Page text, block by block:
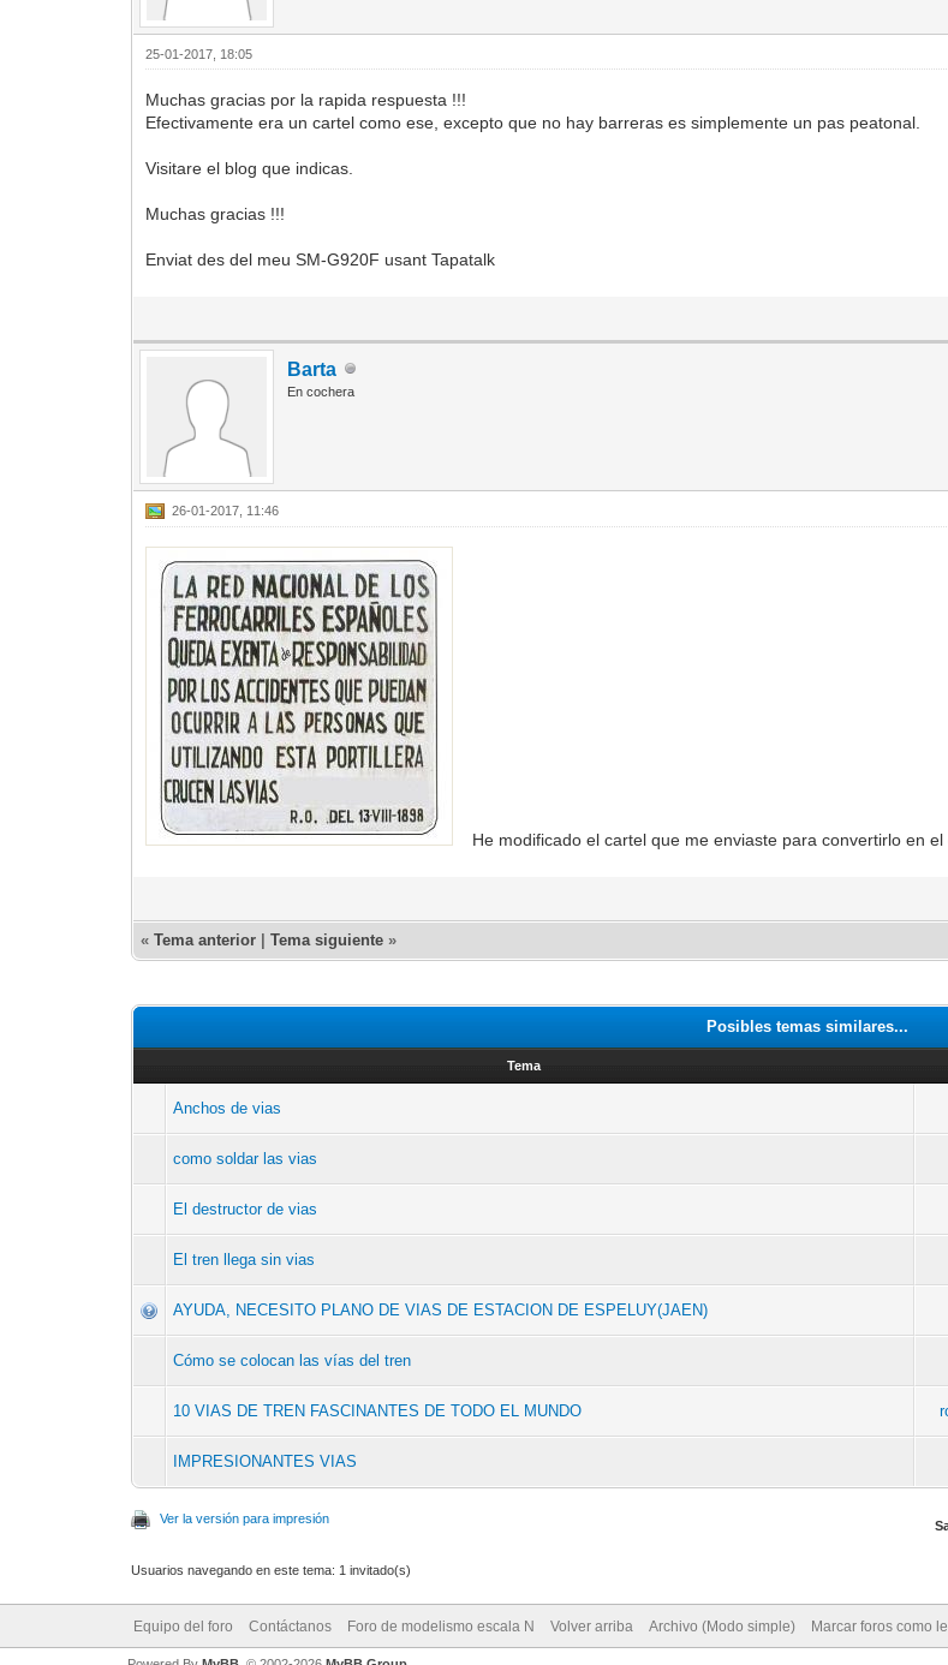
25-01-2017, 18:05
Muchas gracias por la rapida respuesta !!!
Efectivamente era un cartel como ese, excepto que no hay barreras es simplemente un pas peatonal.
Visitare el blog que indicas.
Muchas gracias !!!
Enviat des del meu SM-G920F usant Tapatalk
Barta
En cochera
26-01-2017, 11:46
He modificado el cartel que me enviaste para convertirlo en
«Tema anterior |Tema siguiente »
Posibles temas similares...
Tema
Anchos de vias
como soldar las vias
El destructor de vias
El tren llega sin vias
AYUDA, NECESITO PLANO DE VIAS DE ESTACION DE ESPELUY(JAEN)
Cómo se colocan las vías del tren
10 VIAS DE TREN FASCINANTES DE TODO EL MUNDO
IMPRESIONANTES VIAS
Ver la versión para impresión
Usuarios navegando en este tema: 1 invitado(s)
Equipo del foro Contáctanos Foro de modelismo escala N Volver arriba Archivo (Modo simple) Marcar foros como